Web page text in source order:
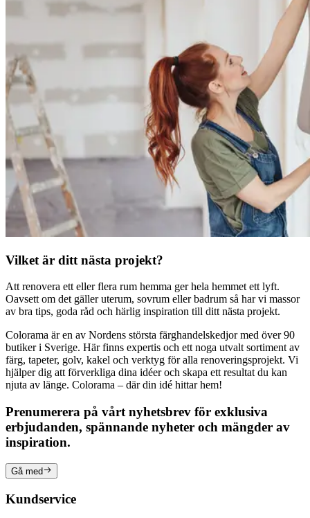
Vilket är ditt nästa projekt?
Att renovera ett eller flera rum hemma ger hela hemmet ett lyft.
Oavsett om det gäller uterum, sovrum eller badrum så har vi massor
av bra tips, goda råd och härlig inspiration till ditt nästa projekt.
Colorama är en av Nordens största färghandelskedjor med över 90
butiker i Sverige. Här finns expertis och ett noga utvalt sortiment av
färg, tapeter, golv, kakel och verktyg för alla renoveringsprojekt. Vi
hjälper dig att förverkliga dina idéer och skapa ett resultat du kan
njuta av länge. Colorama – där din idé hittar hem!
Prenumerera på vårt nyhetsbrev för exklusiva
erbjudanden, spännande nyheter och mängder av
inspiration.
Gå med
Kundservice